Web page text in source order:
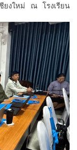
ชียงใหม่ ณ โรงเรียน